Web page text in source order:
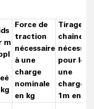
les ateliers, les
les environnements
de fonctionnement
adapté à vos
m
Force de
traction
nécessaire
à une
charge
nominale
en kg
Tirage de
chaîne
pour
une
charge
1m en m